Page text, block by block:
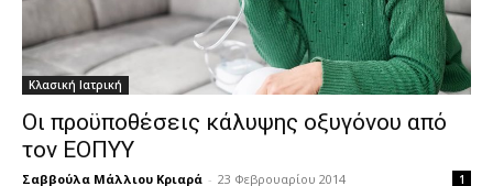
Κλασική Ιατρική
Οι προϋποθέσεις κάλυψης οξυγόνου από
τον ΕΟΠΥΥ
Σαββούλα Μάλλιου Κριαρά - 23 Φεβρουαρίου 2014 1